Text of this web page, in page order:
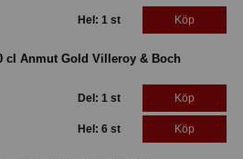
Hel: 1 st Köp
cl Anmut Gold Villeroy & Boch
Del: 1 st Köp
Hel: 6 st Köp